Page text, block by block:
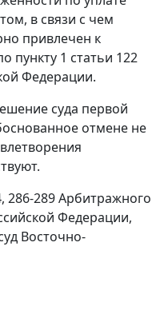
в связи с чем
привлечен к
пункту 1 статьи 122
Федерации.
суда первой
отмене не
, 286-289Арбитражного
Федерации,
Восточно-